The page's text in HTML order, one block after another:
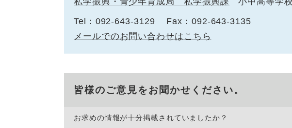
Tel：092-643-3129
Fax：092-643-3135
メールでのお問い合わせはこちら
皆様のご意見をお聞かせください。
お求めの情報が十分掲載されていましたか？